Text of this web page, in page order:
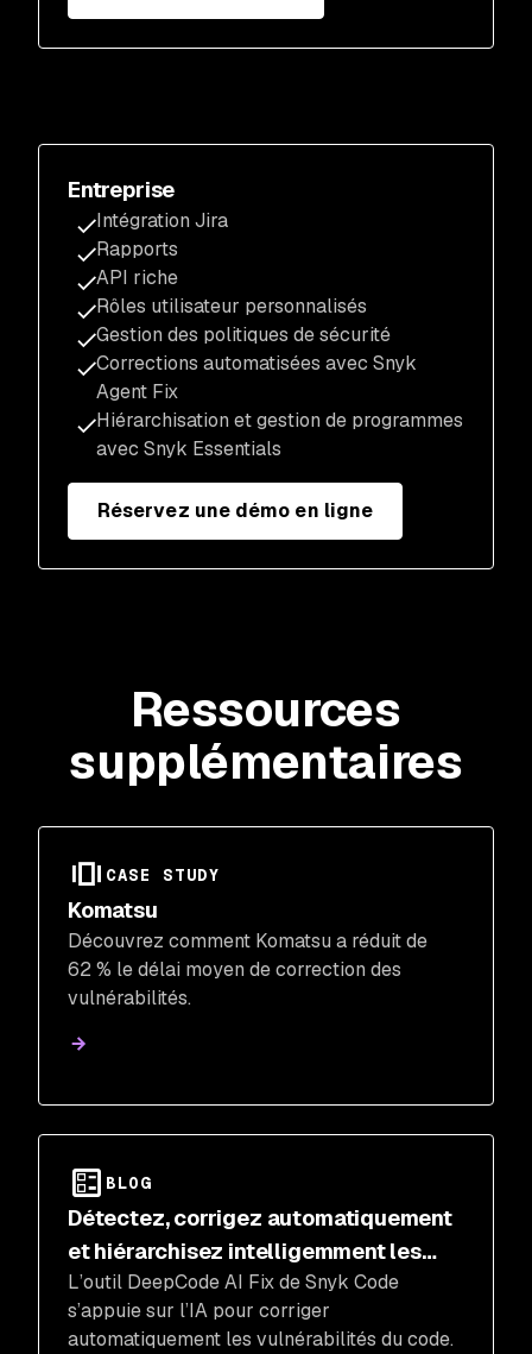
Entreprise
Intégration Jira
Rapports
API riche
Rôles utilisateur personnalisés
Gestion des politiques de sécurité
Corrections automatisées avec Snyk
Agent Fix
Hiérarchisation et gestion de programmes
avec Snyk Essentials
Réservez une démo en ligne
Ressources
supplémentaires
CASE STUDY
Komatsu
Découvrez comment Komatsu a réduit de
62 % le délai moyen de correction des
vulnérabilités.
BLOG
Détectez, corrigez automatiquement
et hiérarchisez intelligemment les
failles avec les outils de sécurité du
code basés sur l’IA de Snyk
L’outil DeepCode AI Fix de Snyk Code
s’appuie sur l’IA pour corriger
automatiquement les vulnérabilités du code.